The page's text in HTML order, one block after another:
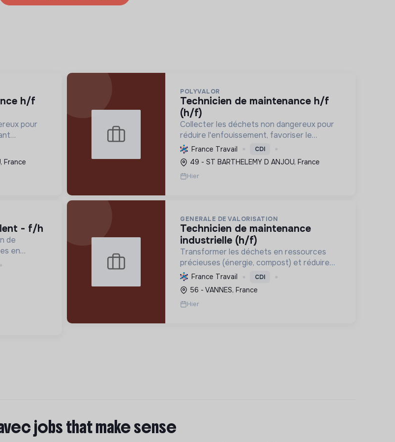
pour
de
une
France
POLYVALOR
technicien de maintenance h/f
(h/f)
Collecter les déchets non dangereux pour
réduire l'enfouissement, favoriser le
recyclage et la valorisation, et préserver
les ressources naturelles, contribuant ainsi
à l'économie circulaire et à la t...
France Travail CDI
49 - ST BARTHELEMY D ANJOU, France
Hier
- f/h
de
en
un travail
GENERALE DE VALORISATION
technicien de maintenance
industrielle (h/f)
Transformer les déchets en ressources
précieuses (énergie, compost) et réduire
l'enfouissement pour soutenir l'économie
circulaire et la transition écologique.
France Travail CDI
56 - VANNES, France
Hier
jobs that make sense